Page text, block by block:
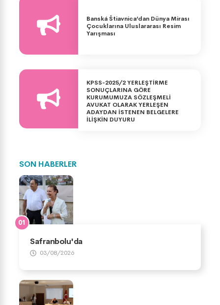
SON HABERLER
Safranbolu'da
03/08/2026
Banská Štiavnica’dan Dünya Mirası
Çocuklarına Uluslararası Resim
Yarışması
KPSS-2025/2 YERLEŞTİRME
SONUÇLARINA GÖRE
KURUMUMUZA SÖZLEŞMELİ
AVUKAT OLARAK YERLEŞEN
ADAYDAN İSTENEN BELGELERE
İLİŞKİN DUYURU